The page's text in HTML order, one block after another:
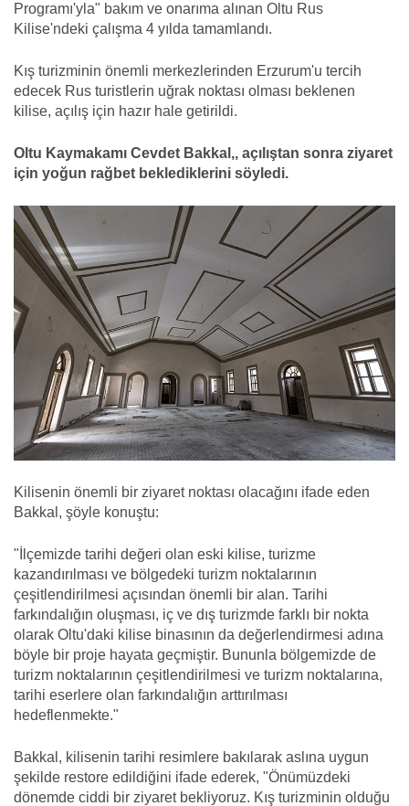
Programı'yla" bakım ve onarıma alınan Oltu Rus
Kilise'ndeki çalışma 4 yılda tamamlandı.
Kış turizminin önemli merkezlerinden Erzurum'u tercih
edecek Rus turistlerin uğrak noktası olması beklenen
kilise, açılış için hazır hale getirildi.
Oltu Kaymakamı Cevdet Bakkal,, açılıştan sonra ziyaret
için yoğun rağbet beklediklerini söyledi.
Kilisenin önemli bir ziyaret noktası olacağını ifade eden
Bakkal, şöyle konuştu:
"İlçemizde tarihi değeri olan eski kilise, turizme
kazandırılması ve bölgedeki turizm noktalarının
çeşitlendirilmesi açısından önemli bir alan. Tarihi
farkındalığın oluşması, iç ve dış turizmde farklı bir nokta
olarak Oltu'daki kilise binasının da değerlendirmesi adına
böyle bir proje hayata geçmiştir. Bununla bölgemizde de
turizm noktalarının çeşitlendirilmesi ve turizm noktalarına,
tarihi eserlere olan farkındalığın arttırılması
hedeflenmekte."
Bakkal, kilisenin tarihi resimlere bakılarak aslına uygun
şekilde restore edildiğini ifade ederek, "Önümüzdeki
dönemde ciddi bir ziyaret bekliyoruz. Kış turizminin olduğu